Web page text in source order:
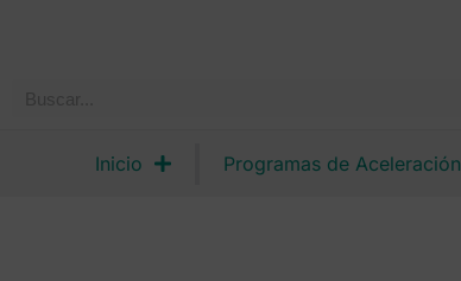
Inicio Programas de Aceleración